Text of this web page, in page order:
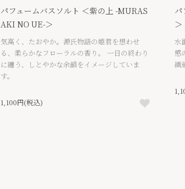
パフュームバスソルト ＜紫の上 -MURAS
AKI NO UE-＞
気高く、たおやか。源氏物語の姫君を想わせ
る、柔らかなフローラルの香り。 一日の終わり
に纏う、しとやかな余韻をイメージしていま
す。
1,100円(税込)
パ
＞
水
感
繊